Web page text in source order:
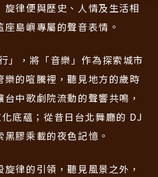
旋律便與歷史、人情及生活相
座島嶼專屬的聲音表情。
」，將「音樂」作為探索城市
樂的喧騰裡，聽見地方的歲時
中歌劇院流動的聲響共鳴，
底蘊；從昔日台北舞廳的 DJ
膠乘載的夜色記憶。
律的引領，聽見風景之外，